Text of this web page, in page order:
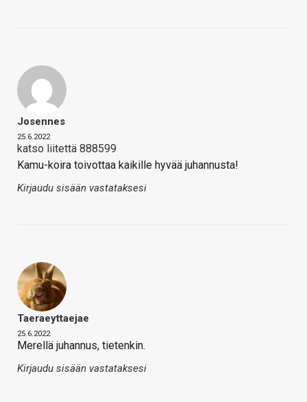
Josennes
25.6.2022
katso liitettä 888599
Kamu-koira toivottaa kaikille hyvää juhannusta!
Kirjaudu sisään vastataksesi
Taeraeyttaejae
25.6.2022
Merellä juhannus, tietenkin.
Kirjaudu sisään vastataksesi